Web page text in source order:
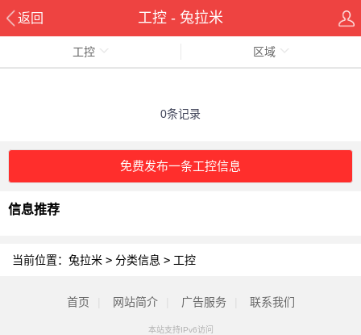
返回 工控 - 兔拉米
工控 区域
0条记录
免费发布一条工控信息
信息推荐
当前位置： 兔拉米 > 分类信息 > 工控
首页 网站简介 广告服务 联系我们
本站支持IPv6访问